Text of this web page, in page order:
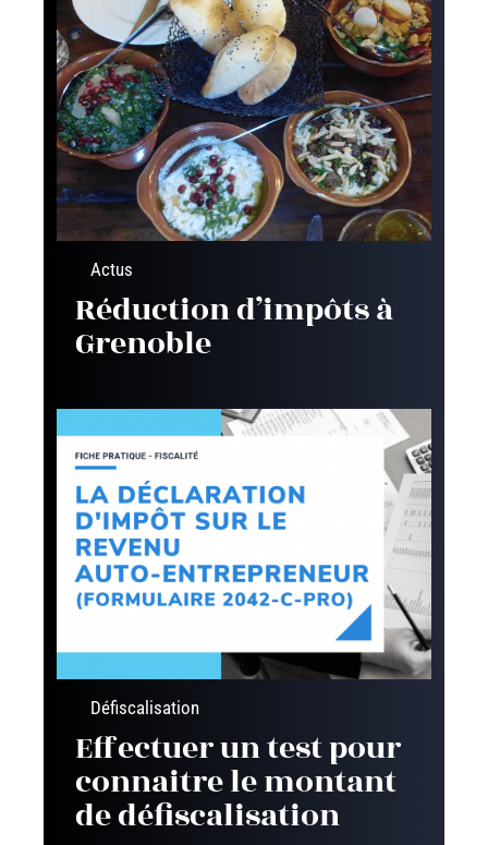
Actus
Réduction d’impôts à
Grenoble
Défiscalisation
Effectuer un test pour
connaitre le montant
de défiscalisation